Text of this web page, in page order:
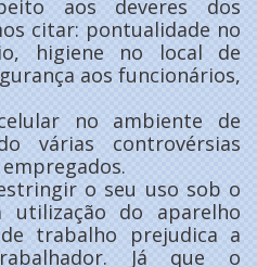
aos deveres dos
citar: pontualidade no
higiene no local de
aos funcionários,
no ambiente de
várias controvérsias
o seu uso sob o
do aparelho
trabalho prejudica a
Já que o